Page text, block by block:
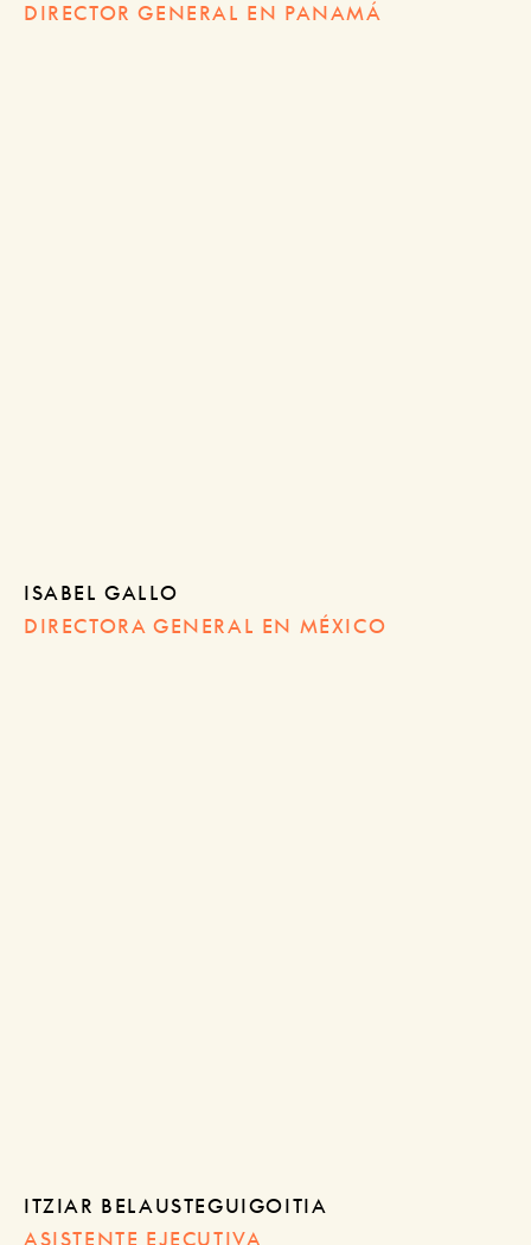
DIRECTOR GENERAL EN PANAMÁ
ISABEL GALLO
DIRECTORA GENERAL EN MÉXICO
ITZIAR BELAUSTEGUIGOITIA
ASISTENTE EJECUTIVA